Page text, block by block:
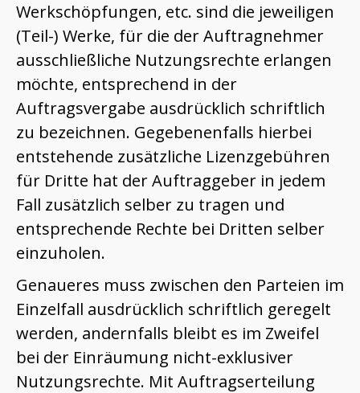
Werkschöpfungen, etc. sind die jeweiligen
(Teil-) Werke, für die der Auftragnehmer
ausschließliche Nutzungsrechte erlangen
möchte, entsprechend in der
Auftragsvergabe ausdrücklich schriftlich
zu bezeichnen. Gegebenenfalls hierbei
entstehende zusätzliche Lizenzgebühren
für Dritte hat der Auftraggeber in jedem
Fall zusätzlich selber zu tragen und
entsprechende Rechte bei Dritten selber
einzuholen.
Genaueres muss zwischen den Parteien im
Einzelfall ausdrücklich schriftlich geregelt
werden, andernfalls bleibt es im Zweifel
bei der Einräumung nicht-exklusiver
Nutzungsrechte. Mit Auftragserteilung